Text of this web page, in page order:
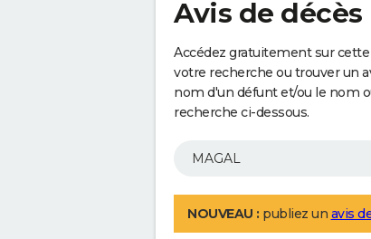
Avis de décès
Accédez gratuitement sur cette
votre recherche ou trouver un
nom d'un défunt et/ou le nom
recherche ci-dessous.
NOUVEAU : publiez un avis